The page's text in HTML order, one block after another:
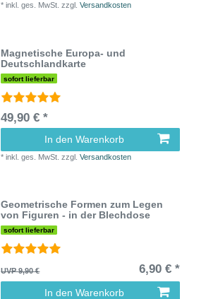
*inkl. ges. MwSt. zzgl.Versandkosten
Magnetische Europa- und
Deutschlandkarte
sofort lieferbar
49,90 € *
In den Warenkorb
*inkl. ges. MwSt. zzgl.Versandkosten
Geometrische Formen zum Legen
von Figuren - in der Blechdose
sofort lieferbar
UVP 9,90 € 6,90 € *
In den Warenkorb